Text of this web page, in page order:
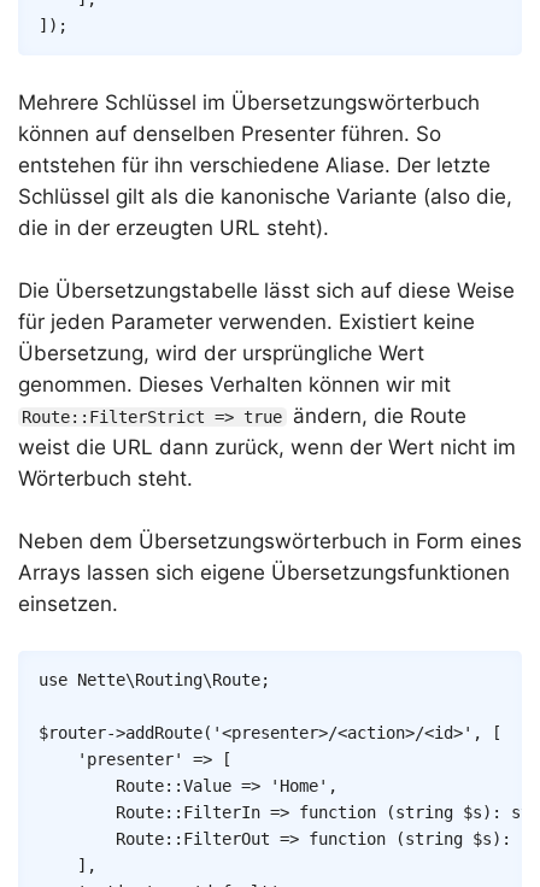
] ) ;
Mehrere Schlüssel im Übersetzungswörterbuch
können auf denselben Presenter führen. So
entstehen für ihn verschiedene Aliase. Der letzte
Schlüssel gilt als die kanonische Variante (also die,
die in der erzeugten URL steht).
Die Übersetzungstabelle lässt sich auf diese Weise
für jeden Parameter verwenden. Existiert keine
Übersetzung, wird der ursprüngliche Wert
genommen. Dieses Verhalten können wir mit
Route::FilterStrict => true
ändern, die Route
weist die URL dann zurück, wenn der Wert nicht im
Wörterbuch steht.
Neben dem Übersetzungswörterbuch in Form eines
Arrays lassen sich eigene Übersetzungsfunktionen
einsetzen.
use Nette\Routing\Route;
$router->addRoute( '<presenter>/<action>/<id>' ,
[
'presenter'
=>
[
Route::Value => 'Home' ,
Route:: FilterIn => function (string $s) :
Route:: FilterOut => function (string $s) :
] ,